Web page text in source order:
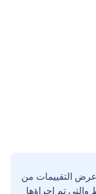
التقييمات من
تم إجراؤها